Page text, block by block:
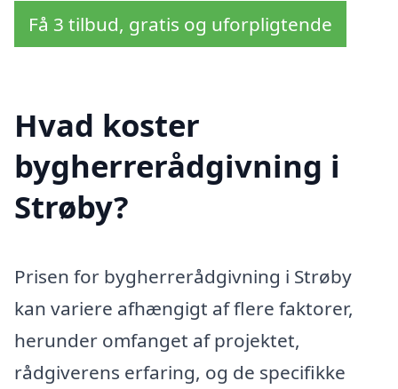
Få 3 tilbud, gratis og uforpligtende
Hvad koster
bygherrerådgivning i
Strøby?
Prisen for bygherrerådgivning i Strøby
kan variere afhængigt af flere faktorer,
herunder omfanget af projektet,
rådgiverens erfaring, og de specifikke